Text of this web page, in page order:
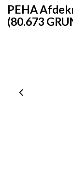
PEHA
(80.673